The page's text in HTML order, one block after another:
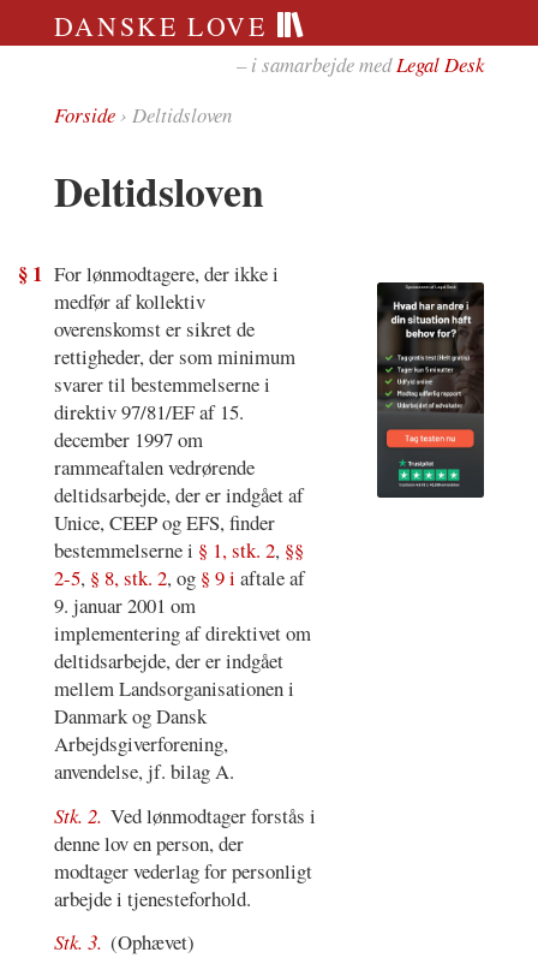
DANSKE LOVE
– i samarbejde medLegal Desk
Forside› Deltidsloven
Deltidsloven
§ 1 For lønmodtagere, der ikke i
medfør af kollektiv
overenskomst er sikret de
rettigheder, der som minimum
svarer til bestemmelserne i
direktiv 97/81/EF af 15.
december 1997 om
rammeaftalen vedrørende
deltidsarbejde, der er indgået af
Unice, CEEP og EFS, finder
bestemmelserne i § 1, stk. 2, §§
2-5, § 8, stk. 2, og § 9 i aftale af
9. januar 2001 om
implementering af direktivet om
deltidsarbejde, der er indgået
mellem Landsorganisationen i
Danmark og Dansk
Arbejdsgiverforening,
anvendelse, jf. bilag A.
Stk. 2. Ved lønmodtager forstås i
denne lov en person, der
modtager vederlag for personligt
arbejde i tjenesteforhold.
Stk. 3. (Ophævet)